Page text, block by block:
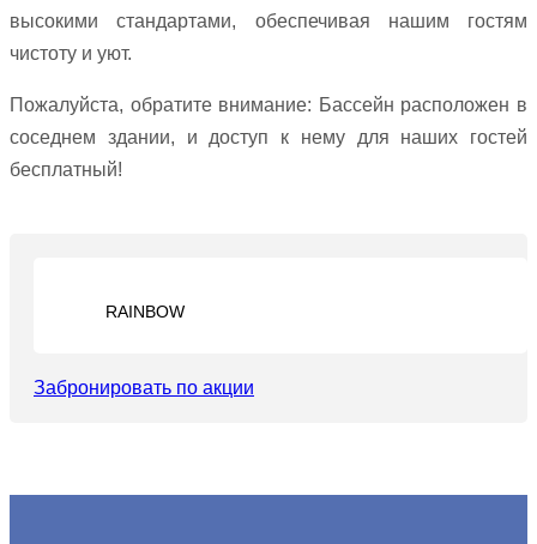
высокими стандартами, обеспечивая нашим гостям
чистоту и уют.
Пожалуйста, обратите внимание: Бассейн расположен в
соседнем здании, и доступ к нему для наших гостей
бесплатный!
RAINBOW
Забронировать по акции